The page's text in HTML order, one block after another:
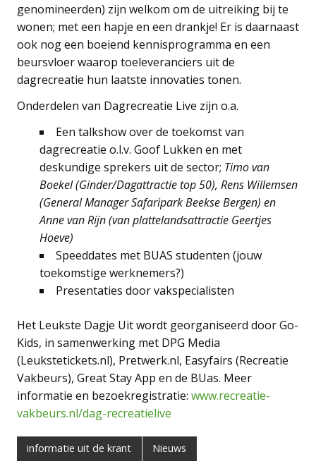
genomineerden) zijn welkom om de uitreiking bij te
wonen; met een hapje en een drankje! Er is daarnaast
ook nog een boeiend kennisprogramma en een
beursvloer waarop toeleveranciers uit de
dagrecreatie hun laatste innovaties tonen.
Onderdelen van Dagrecreatie Live zijn o.a.
Een talkshow over de toekomst van
dagrecreatie o.l.v. Goof Lukken en met
deskundige sprekers uit de sector; Timo van
Boekel (Ginder/Dagattractie top 50), Rens Willemsen
(General Manager Safaripark Beekse Bergen) en
Anne van Rijn (van plattelandsattractie Geertjes
Hoeve)
Speeddates met BUAS studenten (jouw
toekomstige werknemers?)
Presentaties door vakspecialisten
Het Leukste Dagje Uit wordt georganiseerd door Go-
Kids, in samenwerking met DPG Media
(Leukstetickets.nl), Pretwerk.nl, Easyfairs (Recreatie
Vakbeurs), Great Stay App en de BUas. Meer
informatie en bezoekregistratie: www.recreatie-
vakbeurs.nl/dag-recreatielive
informatie uit de krant Nieuws